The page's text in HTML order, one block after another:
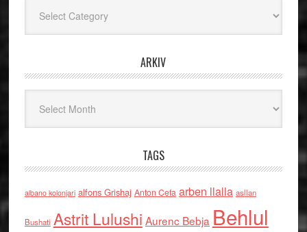
ARKIV
TAGS
albano kolonjari alfons Grishaj Anton Cefa arben llalla asllan
Bushati Astrit Lulushi Aurenc Bebja Behlul